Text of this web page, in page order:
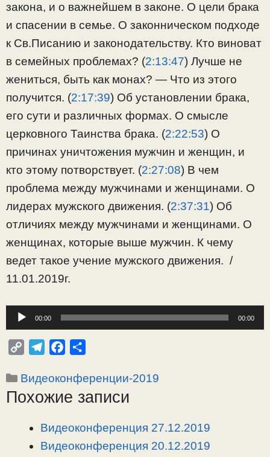
закона, и о важнейшем в законе. О цели брака
и спасении в семье. О законническом подходе
к Св.Писанию и законодательству. Кто виноват
в семейных проблемах? (2:13:47) Лучше не
жениться, быть как монах? — Что из этого
получится. (2:17:39) Об установлении брака,
его сути и различных формах. О смысле
церковного Таинства брака. (2:22:53) О
причинах уничтожения мужчин и женщин, и
кто этому потворствует. (2:27:08) В чем
проблема между мужчинами и женщинами. О
лидерах мужского движения. (2:37:31) Об
отличиях между мужчинами и женщинами. О
женщинах, которые выше мужчин. К чему
ведет такое учение мужского движения. /
11.01.2019г.
Аудиоплеер
00:00 00:00
p
y
l
e
r
a
c
e
o
п
р
в
Рубрики
Видеоконференции-2019
Похожие записи
Видеоконференция 27.12.2019
Видеоконференция 20.12.2019